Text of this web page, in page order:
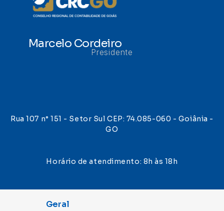
Marcelo Cordeiro
Presidente
Rua 107 n° 151 - Setor Sul CEP: 74.085-060 - Goiânia -
GO
Horário de atendimento: 8h às 18h
Geral